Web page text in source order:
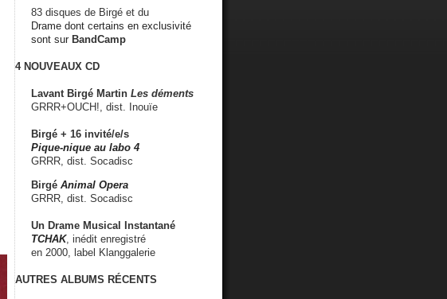
83 disques de Birgé et du
Drame dont certains en exclusivité
sont sur BandCamp
4 NOUVEAUX CD
Lavant Birgé Martin Les déments
GRRR+OUCH!, dist. Inouïe
Birgé + 16 invité/e/s
Pique-nique au labo 4
GRRR, dist. Socadisc
Birgé Animal Opera
GRRR, dist. Socadisc
Un Drame Musical Instantané
TCHAK, inédit enregistré
en 2000, label Klanggalerie
AUTRES ALBUMS RÉCENTS